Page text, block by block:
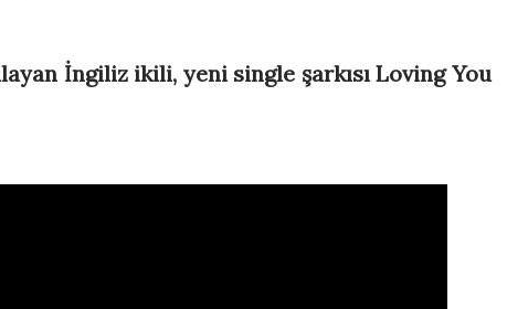
İngiliz ikili, yeni single şarkısı Loving You